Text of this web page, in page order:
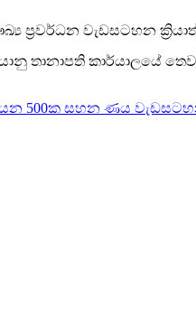
ප්‍රවර්ධන වැඩසටහන
තානාපති කාර්යාලයේ
500ක සහන ණය